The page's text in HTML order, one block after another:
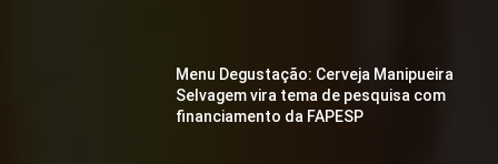
Menu Degustação: Cerveja Manipueira
Selvagem vira tema de pesquisa com
financiamento da FAPESP